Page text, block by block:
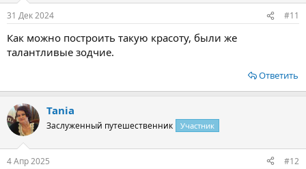
31 Дек 2024 #11
Как можно построить такую красоту, были же
талантливые зодчие.
Ответить
Tania
Заслуженный путешественник Участник
4 Апр 2025 #12